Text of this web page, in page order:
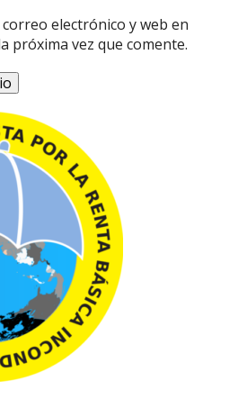
electrónico y web en
próxima vez que comente.